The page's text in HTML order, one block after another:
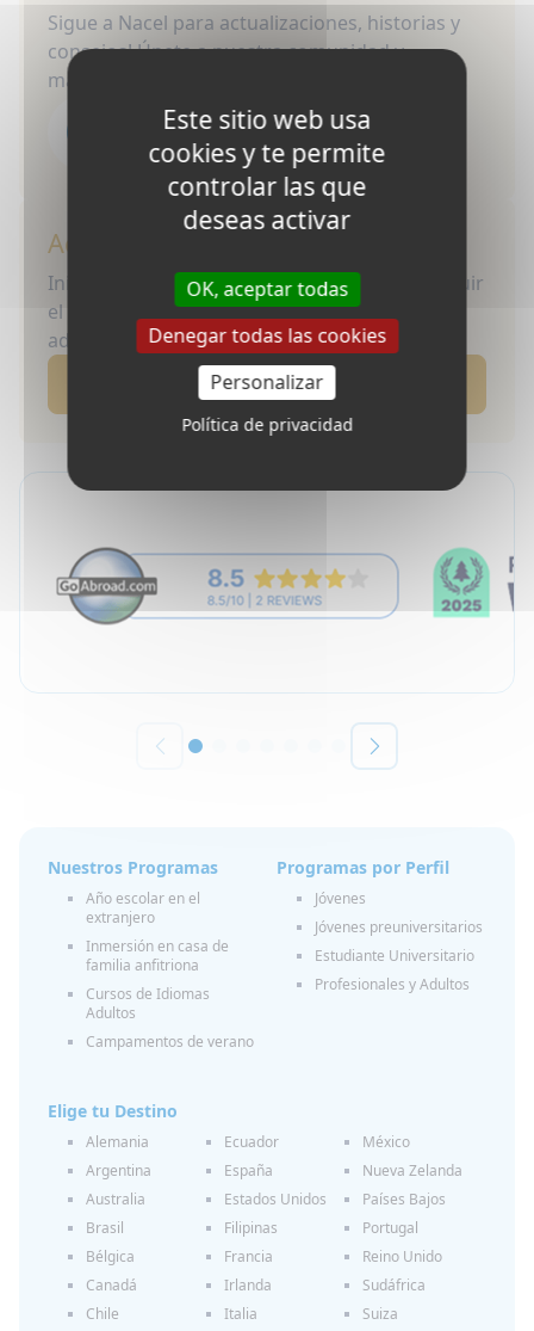
Sigue a Nacel para actualizaciones, historias y
consejos! Únete a nuestra comunidad y
mantente inspirado para tu próxima aventura.
Accede a Tu Portal de Estudiante
Inicia sesión para gestionar tu programa, seguir
el progreso y acceder a recursos exclusivos
adaptados a tu viaje con Nacel.
Inicia Sesión Ahora
Nuestros Programas
Año escolar en el
extranjero
Inmersión en casa de
familia anfitriona
Cursos de Idiomas
Adultos
Campamentos de verano
Programas por Perfil
Jóvenes
Jóvenes preuniversitarios
Estudiante Universitario
Profesionales y Adultos
Elige tu Destino
Alemania
Argentina
Australia
Brasil
Bélgica
Canadá
Chile
Ecuador
España
Estados Unidos
Filipinas
Francia
Irlanda
Italia
México
Nueva Zelanda
Países Bajos
Portugal
Reino Unido
Sudáfrica
Suiza
Este sitio web usa
cookies y te permite
controlar las que
deseas activar
OK, aceptar todas
Denegar todas las cookies
Personalizar
Política de privacidad